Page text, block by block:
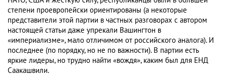
степени проевропейски ориентированы (а некоторые
представители этой партии в частных разговорах с автором
настоящей статьи даже упрекали Вашингтон в
«империализме», мало отличимом от российского аналога). И
последнее (по порядку, но не по важности). В партии есть
яркие лидеры, но трудно найти «вождя», каким был для ЕНД
Саакашвили.